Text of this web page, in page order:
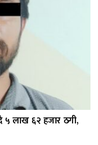
५ लाख ६२ हजार ठगी,